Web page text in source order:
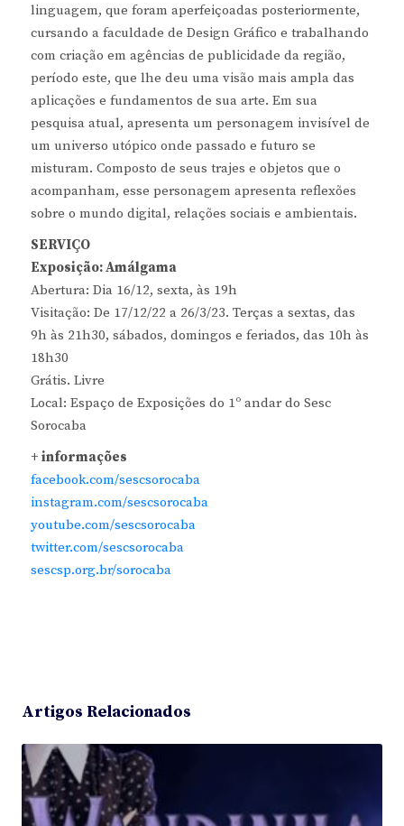
linguagem, que foram aperfeiçoadas posteriormente,
cursando a faculdade de Design Gráfico e trabalhando
com criação em agências de publicidade da região,
período este, que lhe deu uma visão mais ampla das
aplicações e fundamentos de sua arte. Em sua
pesquisa atual, apresenta um personagem invisível de
um universo utópico onde passado e futuro se
misturam. Composto de seus trajes e objetos que o
acompanham, esse personagem apresenta reflexões
sobre o mundo digital, relações sociais e ambientais.
SERVIÇO
Exposição: Amálgama
Abertura: Dia 16/12, sexta, às 19h
Visitação: De 17/12/22 a 26/3/23. Terças a sextas, das
9h às 21h30, sábados, domingos e feriados, das 10h às
18h30
Grátis. Livre
Local: Espaço de Exposições do 1º andar do Sesc
Sorocaba
+ informações
facebook.com/sescsorocaba
instagram.com/sescsorocaba
youtube.com/sescsorocaba
twitter.com/sescsorocaba
sescsp.org.br/sorocaba
Artigos Relacionados